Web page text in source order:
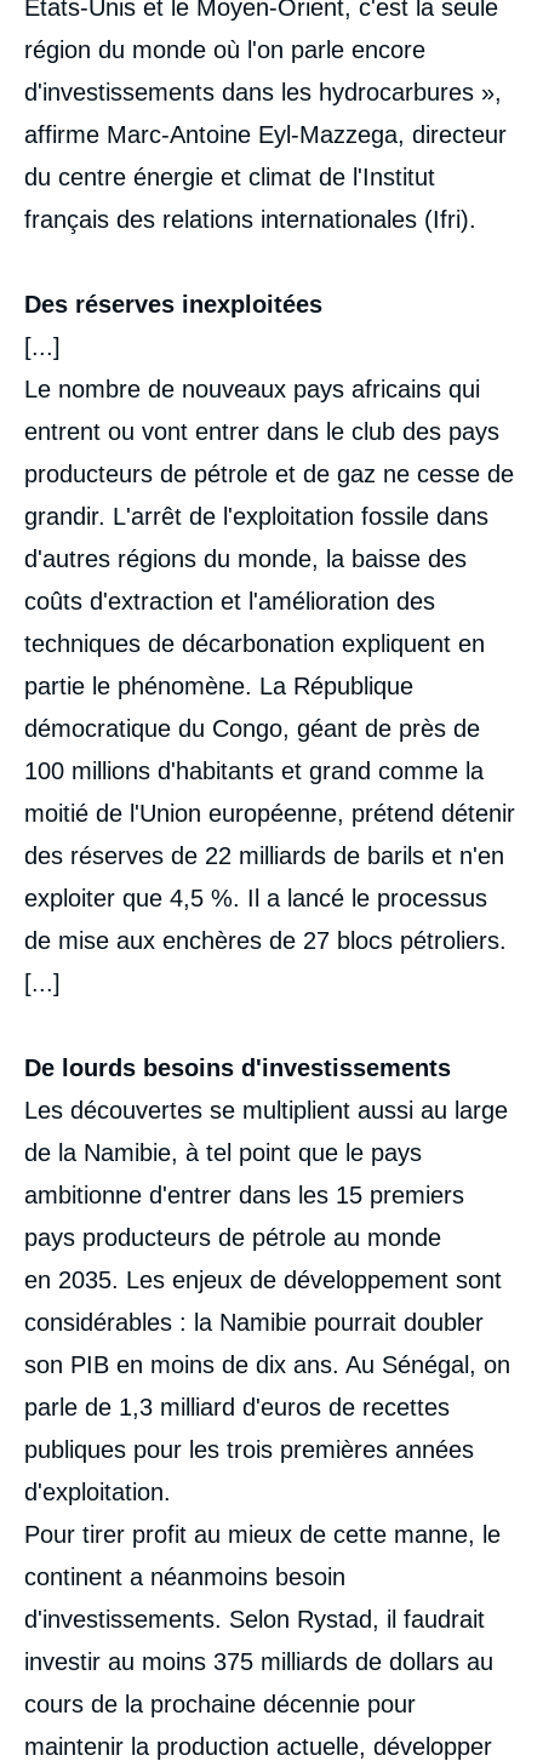
Etats-Unis et le Moyen-Orient, c'est la seule
région du monde où l'on parle encore
d'investissements dans les hydrocarbures »,
affirme Marc-Antoine Eyl-Mazzega, directeur
du centre énergie et climat de l'Institut
français des relations internationales (Ifri).
Des réserves inexploitées
[...]
Le nombre de nouveaux pays africains qui
entrent ou vont entrer dans le club des pays
producteurs de pétrole et de gaz ne cesse de
grandir. L'arrêt de l'exploitation fossile dans
d'autres régions du monde, la baisse des
coûts d'extraction et l'amélioration des
techniques de décarbonation expliquent en
partie le phénomène. La République
démocratique du Congo, géant de près de
100 millions d'habitants et grand comme la
moitié de l'Union européenne, prétend détenir
des réserves de 22 milliards de barils et n'en
exploiter que 4,5 %. Il a lancé le processus
de mise aux enchères de 27 blocs pétroliers.
[...]
De lourds besoins d'investissements
Les découvertes se multiplient aussi au large
de la Namibie, à tel point que le pays
ambitionne d'entrer dans les 15 premiers
pays producteurs de pétrole au monde
en 2035. Les enjeux de développement sont
considérables : la Namibie pourrait doubler
son PIB en moins de dix ans. Au Sénégal, on
parle de 1,3 milliard d'euros de recettes
publiques pour les trois premières années
d'exploitation.
Pour tirer profit au mieux de cette manne, le
continent a néanmoins besoin
d'investissements. Selon Rystad, il faudrait
investir au moins 375 milliards de dollars au
cours de la prochaine décennie pour
maintenir la production actuelle, développer